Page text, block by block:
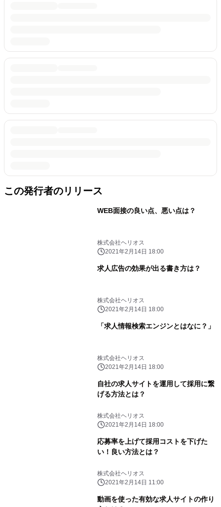
この発行者のリリース
WEB面接の良い点、悪い点は？
株式会社ヘリオス
2021年2月14日 18:00
求人広告の効果が出る書き方は？
株式会社ヘリオス
2021年2月14日 18:00
「求人情報検索エンジンとはなに？」
株式会社ヘリオス
2021年2月14日 18:00
自社の求人サイトを運用して採用に繋
げる方法とは？
株式会社ヘリオス
2021年2月14日 18:00
応募率を上げて採用コストを下げた
い！良い方法とは？
株式会社ヘリオス
2021年2月14日 11:00
動画を使った有効な求人サイトの作り